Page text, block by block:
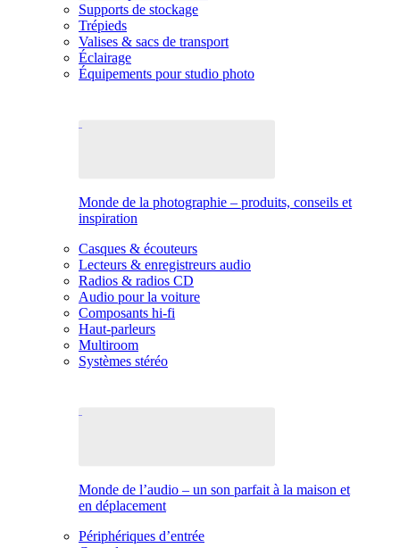
Supports de stockage
Trépieds
Valises & sacs de transport
Éclairage
Équipements pour studio photo
Monde de la photographie – produits, conseils et
inspiration
Casques & écouteurs
Lecteurs & enregistreurs audio
Radios & radios CD
Audio pour la voiture
Composants hi-fi
Haut-parleurs
Multiroom
Systèmes stéréo
Monde de l’audio – un son parfait à la maison et
en déplacement
Périphériques d’entrée